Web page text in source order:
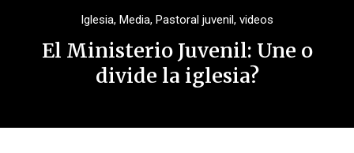
Iglesia, Media, Pastoral juvenil, videos
El Ministerio Juvenil: Une o
divide la iglesia?